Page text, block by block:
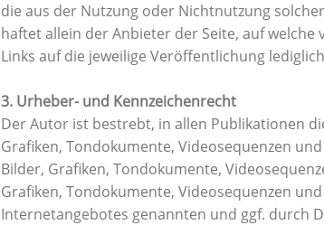
die aus der Nutzung oder Nichtnutzung
haftet allein der Anbieter der Seite, auf
Links auf die jeweilige Veröffentlichung
3. Urheber- und Kennzeichenrecht
Der Autor ist bestrebt, in allen Publikationen
Grafiken, Tondokumente, Videosequenzen
Bilder, Grafiken, Tondokumente,
Grafiken, Tondokumente, Videosequenzen
Internetangebotes genannten und ggf. durch